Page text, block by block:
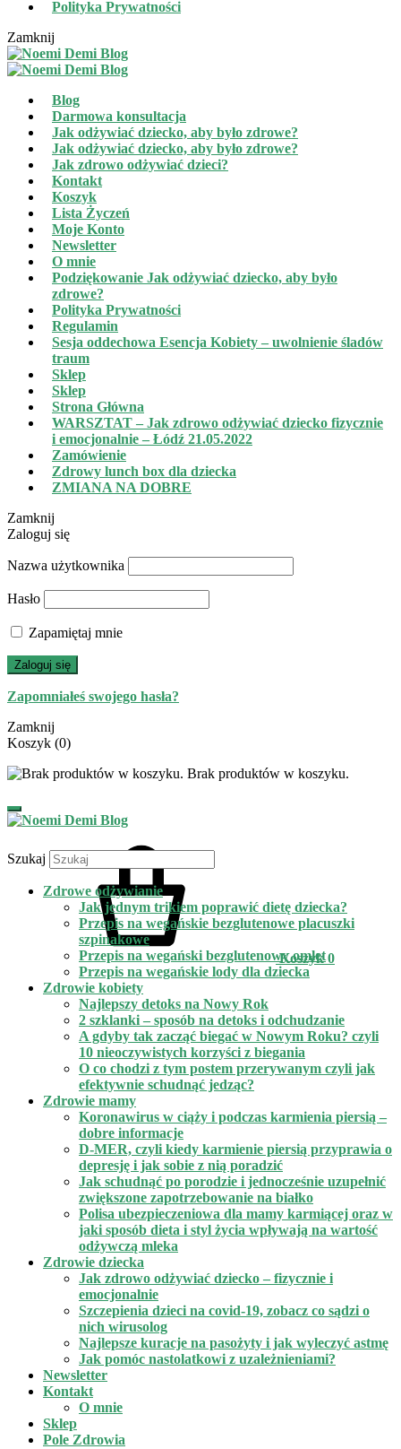
Polityka Prywatności
Zamknij
Blog
Darmowa konsultacja
Jak odżywiać dziecko, aby było zdrowe?
Jak odżywiać dziecko, aby było zdrowe?
Jak zdrowo odżywiać dzieci?
Kontakt
Koszyk
Lista Życzeń
Moje Konto
Newsletter
O mnie
Podziękowanie Jak odżywiać dziecko, aby było
zdrowe?
Polityka Prywatności
Regulamin
Sesja oddechowa Esencja Kobiety – uwolnienie śladów
traum
Sklep
Sklep
Strona Główna
WARSZTAT – Jak zdrowo odżywiać dziecko fizycznie
i emocjonalnie – Łódź 21.05.2022
Zamówienie
Zdrowy lunch box dla dziecka
ZMIANA NA DOBRE
Zamknij
Zaloguj się
Nazwa użytkownika
Hasło
Zapamiętaj mnie
Zaloguj się
Zapomniałeś swojego hasła?
Zamknij
Koszyk (0)
Brak produktów w koszyku.
Koszyk 0
Szukaj
Zdrowe odżywianie
Jak jednym trikiem poprawić dietę dziecka?
Przepis na wegańskie bezglutenowe placuszki
szpinakowe
Przepis na wegański bezglutenowy omlet
Przepis na wegańskie lody dla dziecka
Zdrowie kobiety
Najlepszy detoks na Nowy Rok
2 szklanki – sposób na detoks i odchudzanie
A gdyby tak zacząć biegać w Nowym Roku? czyli
10 nieoczywistych korzyści z biegania
O co chodzi z tym postem przerywanym czyli jak
efektywnie schudnąć jedząc?
Zdrowie mamy
Koronawirus w ciąży i podczas karmienia piersią –
dobre informacje
D-MER, czyli kiedy karmienie piersią przyprawia o
depresję i jak sobie z nią poradzić
Jak schudnąć po porodzie i jednocześnie uzupełnić
zwiększone zapotrzebowanie na białko
Polisa ubezpieczeniowa dla mamy karmiącej oraz w
jaki sposób dieta i styl życia wpływają na wartość
odżywczą mleka
Zdrowie dziecka
Jak zdrowo odżywiać dziecko – fizycznie i
emocjonalnie
Szczepienia dzieci na covid-19, zobacz co sądzi o
nich wirusolog
Najlepsze kuracje na pasożyty i jak wyleczyć astmę
Jak pomóc nastolatkowi z uzależnieniami?
Newsletter
Kontakt
O mnie
Sklep
Pole Zdrowia